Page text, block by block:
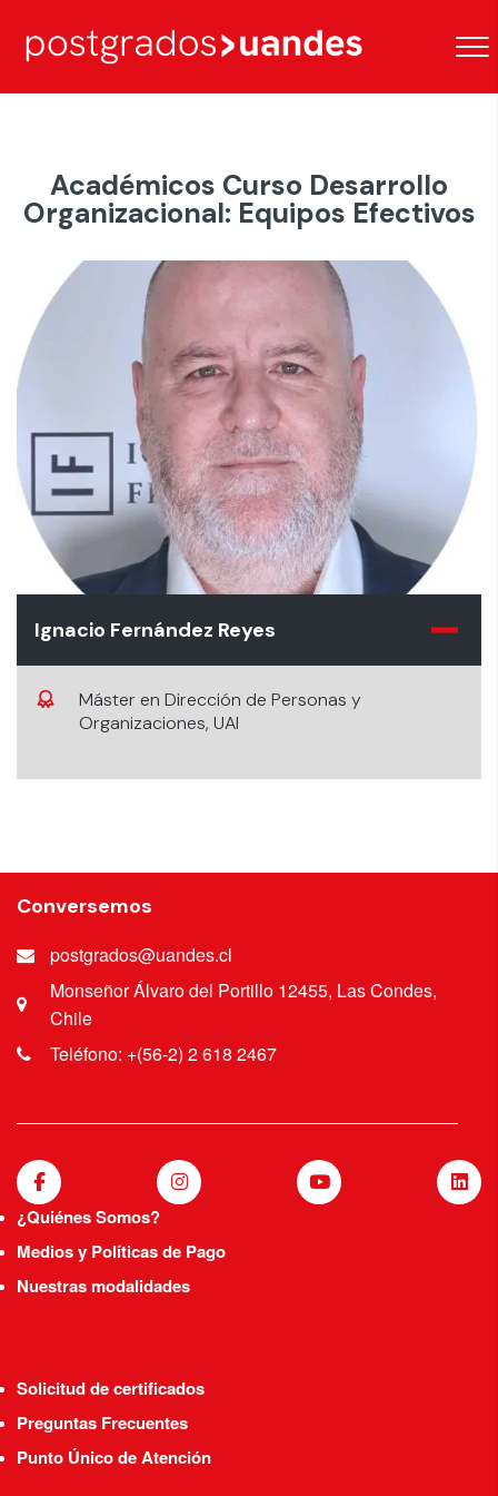
Académicos Curso Desarrollo
Organizacional: Equipos Efectivos
Ignacio Fernández Reyes
Máster en Dirección de Personas y
Organizaciones, UAI
Conversemos
postgrados@uandes.cl
Monseñor Álvaro del Portillo 12455, Las Condes,
Chile
Teléfono: +(56-2) 2 618 2467
¿Quiénes Somos?
Medios y Políticas de Pago
Nuestras modalidades
Solicitud de certificados
Preguntas Frecuentes
Punto Único de Atención